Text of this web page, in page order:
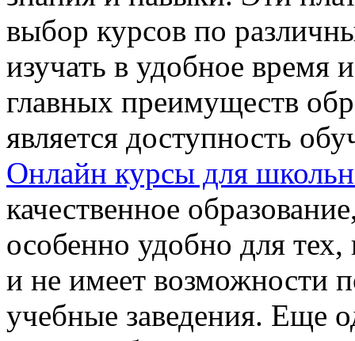
выбор курсов по
изучать в удобное
главных преимуществ
является доступность
Онлайн курсы для
качественное
особенно удобно для
и не имеет возможности
учебные заведения. Еще